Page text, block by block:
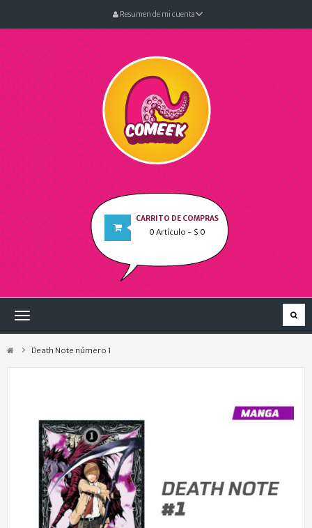
Resumen de mi cuenta
CARRITO DE COMPRAS
0 Artículo - $ 0
Navegación
Death Note número 1